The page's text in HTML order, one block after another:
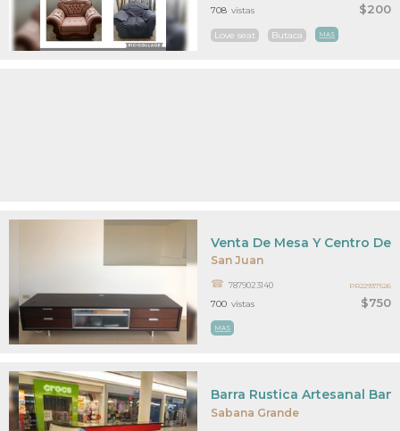
$200
Love seat Butaca MAS
708 vistas
San Juan
$750
Venta De Mesa Y Centro
7879023140
MAS
700 vistas
PR22937526
Sabana Grande
Barra Rustica Artesanal